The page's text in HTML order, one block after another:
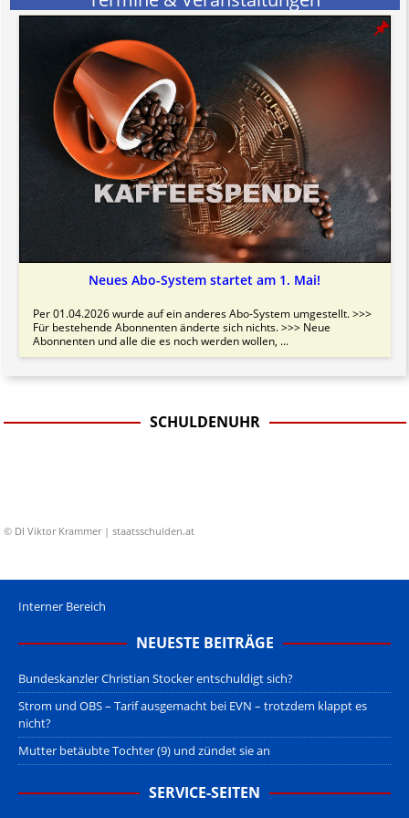
informativen Charakter.
Bitte beachten Sie in dem Zusammenhang auch unsere AGB .
Neues Abo-System startet am 1. Mai!
Per 01.04.2026 wurde auf ein anderes Abo-System umgestellt. >>>
Für bestehende Abonnenten änderte sich nichts. >>> Neue
Abonnenten und alle die es noch werden wollen, ...
SCHULDENUHR
© DI Viktor Krammer | staatsschulden.at
Interner Bereich
NEUESTE BEITRÄGE
Bundeskanzler Christian Stocker entschuldigt sich?
Strom und OBS – Tarif ausgemacht bei EVN – trotzdem klappt es
nicht?
Mutter betäubte Tochter (9) und zündet sie an
SERVICE-SEITEN